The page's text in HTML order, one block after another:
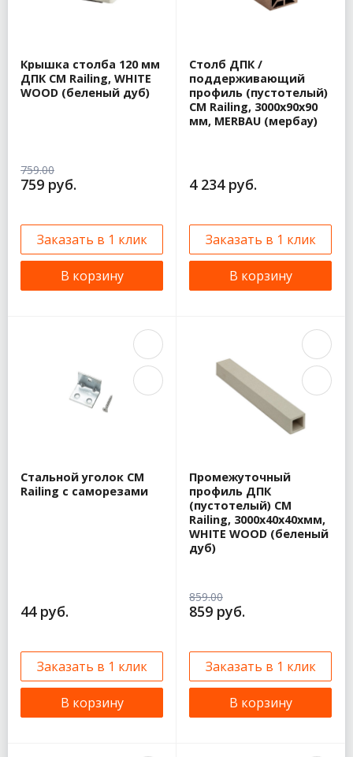
Крышка столба 120 мм
ДПК CM Railing, WHITE
WOOD (беленый дуб)
759.00
759 руб.
Заказать в 1 клик
В корзину
Столб ДПК /
поддерживающий
профиль (пустотелый)
CM Railing, 3000х90х90
мм, MERBAU (мербау)
4 234 руб.
Заказать в 1 клик
В корзину
Стальной уголок CM
Railing с саморезами
44 руб.
Заказать в 1 клик
В корзину
Промежуточный
профиль ДПК
(пустотелый) CM
Railing, 3000х40х40хмм,
WHITE WOOD (беленый
дуб)
859.00
859 руб.
Заказать в 1 клик
В корзину